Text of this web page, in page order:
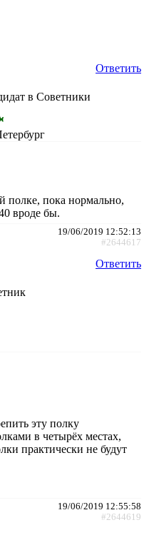
Ответить
в Советники
полке, пока нормально,
вроде бы.
19/06/2019 12:52:13
#2644617
Ответить
эту полку
в четырёх местах,
практически не будут
19/06/2019 12:55:58
#2644619